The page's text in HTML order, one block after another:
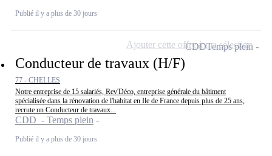
Publié il y a plus de 30 jours
Conducteur de travaux (H/F)
77 - CHELLES
Notre entreprise de 15 salariés, Rev'Déco, entreprise générale du bâtiment
spécialisée dans la rénovation de l'habitat en Ile de France depuis plus de 25 ans,
recrute un Conducteur de travaux...
CDD - Temps plein
Publié il y a plus de 30 jours
CDDTemps plein
Ajouter cette offre à ma sélection